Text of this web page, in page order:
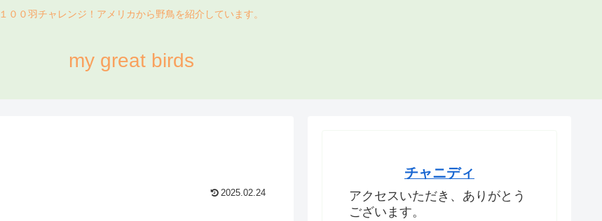
１００羽チャレンジ！アメリカから野鳥を紹介しています。
my great birds
2025.02.24
チャニディ
アクセスいただき、ありがとう
ございます。